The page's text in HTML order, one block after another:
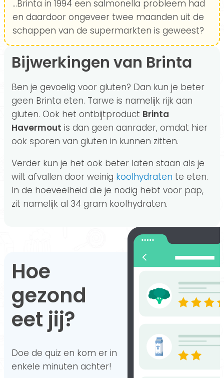
...Brinta in 1994 een salmonella probleem had
en daardoor ongeveer twee maanden uit de
schappen van de supermarkten is geweest?
Bijwerkingen van Brinta
Ben je gevoelig voor gluten? Dan kun je beter
geen Brinta eten. Tarwe is namelijk rijk aan
gluten. Ook het ontbijtproduct Brinta
Havermout is dan geen aanrader, omdat hier
ook sporen van gluten in kunnen zitten.
Verder kun je het ook beter laten staan als je
wilt afvallen door weinig koolhydraten te eten.
In de hoeveelheid die je nodig hebt voor pap,
zit namelijk al 34 gram koolhydraten.
Hoe
gezond
eet jij?
Doe de quiz en kom er in
enkele minuten achter!